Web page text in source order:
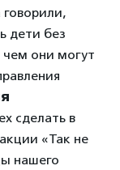
говорили,
дети без
они могут
сделать в
«Так не
нашего